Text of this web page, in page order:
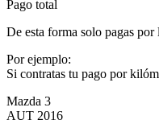
Pago total
De esta forma solo pagas por
Por ejemplo:
Si contratas tu pago por
Mazda 3
AUT 2016